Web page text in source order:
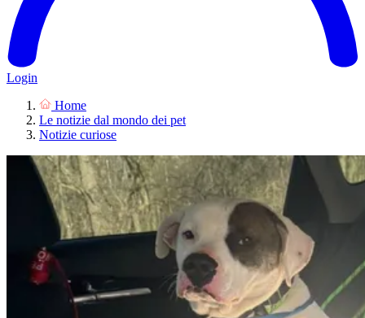
Login
Home
Le notizie dal mondo dei pet
Notizie curiose